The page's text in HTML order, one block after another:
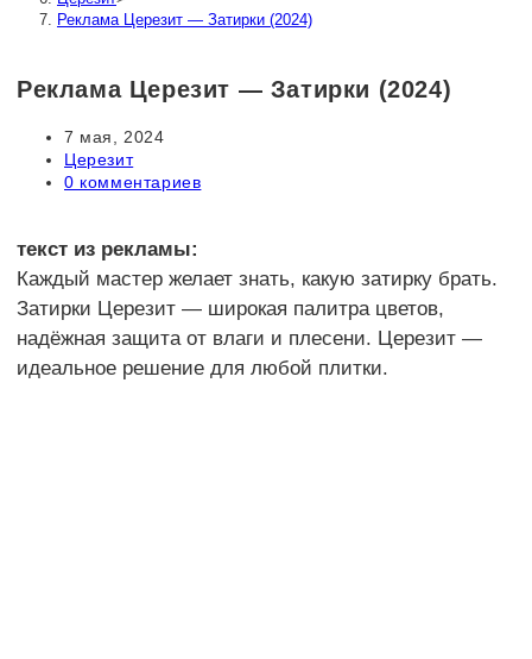
Реклама Церезит — Затирки (2024)
Реклама Церезит — Затирки (2024)
Запись
опубликована:
7 мая, 2024
Рубрика
записи:
Церезит
Комментарии
0 комментариев
текст из рекламы:
Каждый мастер желает знать, какую затирку брать.
Затирки Церезит — широкая палитра цветов,
надёжная защита от влаги и плесени. Церезит —
идеальное решение для любой плитки.